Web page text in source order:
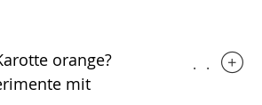
orange?
mit